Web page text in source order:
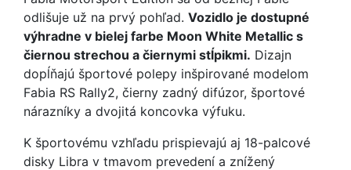
odlišuje už na prvý pohľad. Vozidlo je dostupné
výhradne v bielej farbe Moon White Metallic s
čiernou strechou a čiernymi stĺpikmi. Dizajn
dopĺňajú športové polepy inšpirované modelom
Fabia RS Rally2, čierny zadný difúzor, športové
nárazníky a dvojitá koncovka výfuku.
K športovému vzhľadu prispievajú aj 18-palcové
disky Libra v tmavom prevedení a znížený